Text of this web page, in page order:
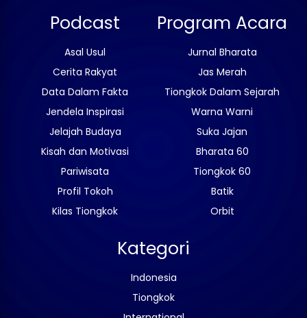
Podcast
Asal Usul
Cerita Rakyat
Data Dalam Fakta
Jendela Inspirasi
Jelajah Budaya
Kisah dan Motivasi
Pariwisata
Profil Tokoh
Kilas Tiongkok
Program Acara
Jurnal Bharata
Jas Merah
Tiongkok Dalam Sejarah
Warna Warni
Suka Jajan
Bharata 60
Tiongkok 60
Batik
Orbit
Kategori
Indonesia
Tiongkok